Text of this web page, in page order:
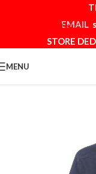
Skip to main content
EMAIL
STORE
MENU